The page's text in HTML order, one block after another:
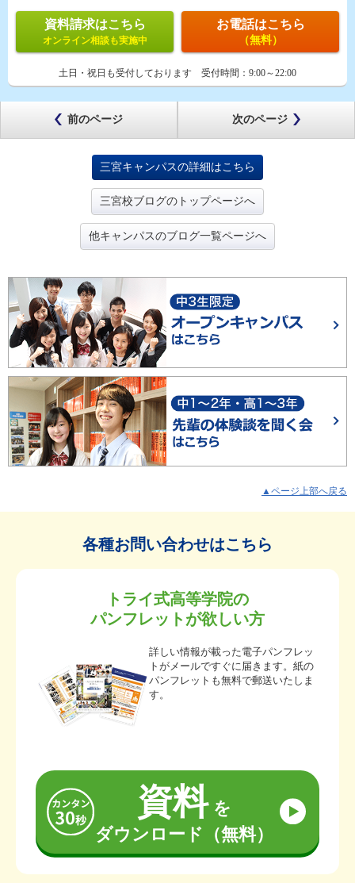
資料請求はこちら
オンライン相談も実施中
お電話はこちら
（無料）
土日・祝日も受付しております 受付時間： 9:00～22:00
前のページ 次のページ
三宮キャンパスの詳細はこちら
三宮校ブログのトップページへ
他キャンパスのブログ一覧ページへ
▲ページ上部へ戻る
各種お問い合わせはこちら
トライ式高等学院の
パンフレットが欲しい方
詳しい情報が載った電子パンフレッ
トがメールですぐに届きます。紙の
パンフレットも無料で郵送いたしま
す。
資料を
ダウンロード（無料）